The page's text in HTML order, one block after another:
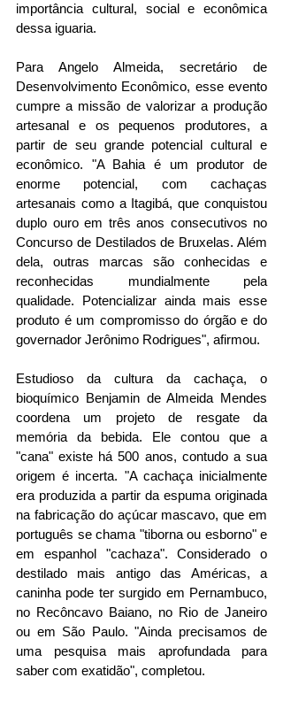
importância cultural, social e econômica
dessa iguaria.
Para Angelo Almeida, secretário de
Desenvolvimento Econômico, esse evento
cumpre a missão de valorizar a produção
artesanal e os pequenos produtores, a
partir de seu grande potencial cultural e
econômico. "A Bahia é um produtor de
enorme potencial, com cachaças
artesanais como a Itagibá, que conquistou
duplo ouro em três anos consecutivos no
Concurso de Destilados de Bruxelas. Além
dela, outras marcas são conhecidas e
reconhecidas mundialmente pela
qualidade. Potencializar ainda mais esse
produto é um compromisso do órgão e do
governador Jerônimo Rodrigues", afirmou.
Estudioso da cultura da cachaça, o
bioquímico Benjamin de Almeida Mendes
coordena um projeto de resgate da
memória da bebida. Ele contou que a
"cana" existe há 500 anos, contudo a sua
origem é incerta. "A cachaça inicialmente
era produzida a partir da espuma originada
na fabricação do açúcar mascavo, que em
português se chama "tiborna ou esborno" e
em espanhol "cachaza". Considerado o
destilado mais antigo das Américas, a
caninha pode ter surgido em Pernambuco,
no Recôncavo Baiano, no Rio de Janeiro
ou em São Paulo. "Ainda precisamos de
uma pesquisa mais aprofundada para
saber com exatidão", completou.